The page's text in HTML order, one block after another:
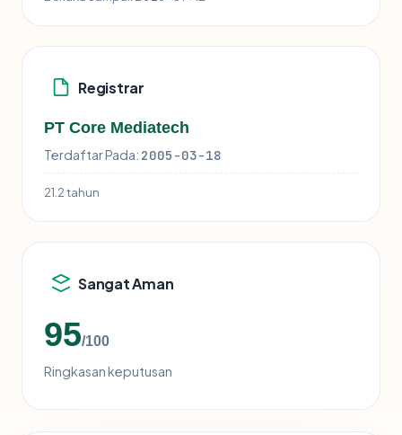
Registrar
PT Core Mediatech
Terdaftar Pada: 2005-03-18
21.2 tahun
Sangat Aman
95/100
Ringkasan keputusan